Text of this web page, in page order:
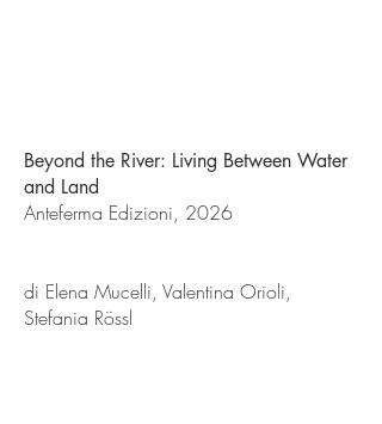
Beyond the River: Living Between Water
and Land
Anteferma Edizioni, 2026
di Elena Mucelli, Valentina Orioli,
Stefania Rössl